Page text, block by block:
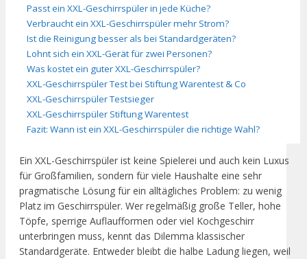
Passt ein XXL-Geschirrspüler in jede Küche?
Verbraucht ein XXL-Geschirrspüler mehr Strom?
Ist die Reinigung besser als bei Standardgeräten?
Lohnt sich ein XXL-Gerät für zwei Personen?
Was kostet ein guter XXL-Geschirrspüler?
XXL-Geschirrspüler Test bei Stiftung Warentest & Co
XXL-Geschirrspüler Testsieger
XXL-Geschirrspüler Stiftung Warentest
Fazit: Wann ist ein XXL-Geschirrspüler die richtige Wahl?
Ein XXL-Geschirrspüler ist keine Spielerei und auch kein Luxus
für Großfamilien, sondern für viele Haushalte eine sehr
pragmatische Lösung für ein alltägliches Problem: zu wenig
Platz im Geschirrspüler. Wer regelmäßig große Teller, hohe
Töpfe, sperrige Auflaufformen oder viel Kochgeschirr
unterbringen muss, kennt das Dilemma klassischer
Standardgeräte. Entweder bleibt die halbe Ladung liegen, weil